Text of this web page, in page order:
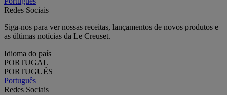
Redes Sociais
Siga-nos para ver nossas receitas, lançamentos de novos produtos e
as últimas notícias da Le Creuset.
Idioma do país
PORTUGAL
PORTUGUÊS
Português
Redes Sociais